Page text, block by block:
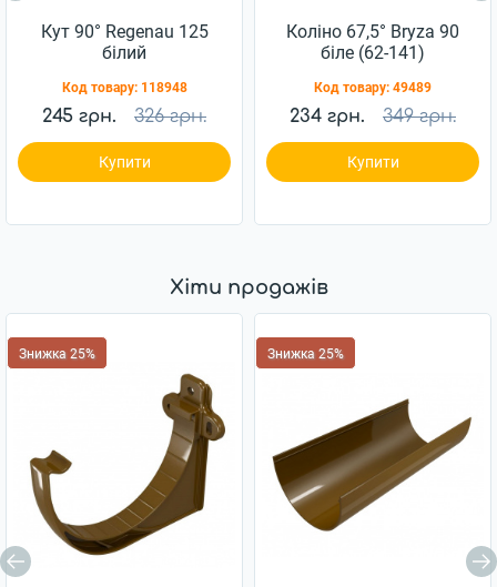
Кут 90° Regenau 125
білий
Код товару: 118948
245 грн. 326 грн.
Купити
Коліно 67,5° Bryza 90
біле (62-141)
Код товару: 49489
234 грн. 349 грн.
Купити
Хіти продажів
Знижка 25% Знижка 25%